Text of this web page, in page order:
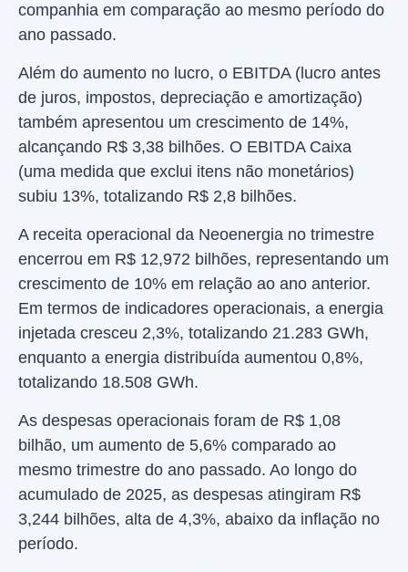
companhia em comparação ao mesmo período do
ano passado.
Além do aumento no lucro, o EBITDA (lucro antes
de juros, impostos, depreciação e amortização)
também apresentou um crescimento de 14%,
alcançando R$ 3,38 bilhões. O EBITDA Caixa
(uma medida que exclui itens não monetários)
subiu 13%, totalizando R$ 2,8 bilhões.
A receita operacional da Neoenergia no trimestre
encerrou em R$ 12,972 bilhões, representando um
crescimento de 10% em relação ao ano anterior.
Em termos de indicadores operacionais, a energia
injetada cresceu 2,3%, totalizando 21.283 GWh,
enquanto a energia distribuída aumentou 0,8%,
totalizando 18.508 GWh.
As despesas operacionais foram de R$ 1,08
bilhão, um aumento de 5,6% comparado ao
mesmo trimestre do ano passado. Ao longo do
acumulado de 2025, as despesas atingiram R$
3,244 bilhões, alta de 4,3%, abaixo da inflação no
período.